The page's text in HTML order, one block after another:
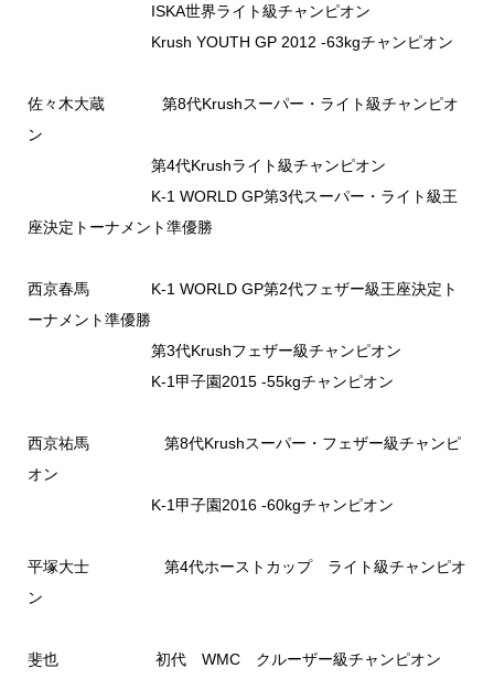
ISKA世界ライト級チャンピオン
Krush YOUTH GP 2012 -63kgチャンピオン
佐々木大蔵 第8代Krushスーパー・ライト級チャンピオ
ン
第4代Krushライト級チャンピオン
K-1 WORLD GP第3代スーパー・ライト級王
座決定トーナメント準優勝
西京春馬 K-1 WORLD GP第2代フェザー級王座決定ト
ーナメント準優勝
第3代Krushフェザー級チャンピオン
K-1甲子園2015 -55kgチャンピオン
西京祐馬 第8代Krushスーパー・フェザー級チャンピ
オン
K-1甲子園2016 -60kgチャンピオン
平塚大士 第4代ホーストカップ ライト級チャンピオ
ン
斐也 初代 WMC クルーザー級チャンピオン